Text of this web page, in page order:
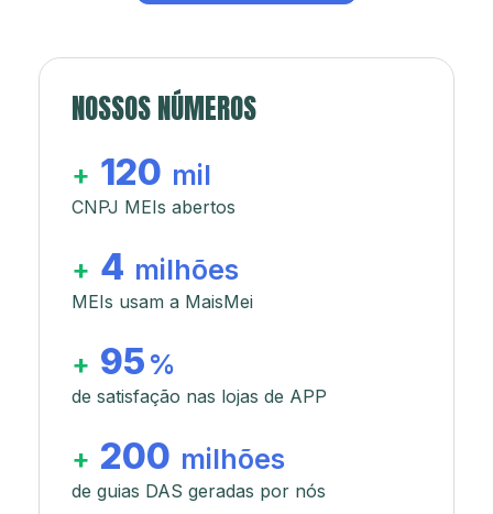
NOSSOS NÚMEROS
+ 120 mil
CNPJ MEIs abertos
+ 4 milhões
MEIs usam a MaisMei
+ 95 %
de satisfação nas lojas de APP
+ 200 milhões
de guias DAS geradas por nós